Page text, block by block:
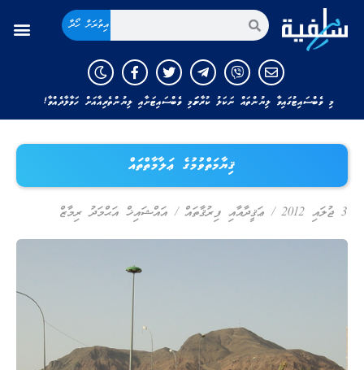
އިތުރަށް ހޯދާ
މި ވެބްސައިޓުގައިވާ ލިޔުންތައް ނަކަލު ކުރާނަމަ މި ވެބްސައިޓަށާއި ލިޔުންތެރިއާއަށް ހަވާލާދެއްވާ!
ޤިޔާމަތްވުމުގެ ޢަލާމާތްތައް
3 ޖުލައި 2012 / ޢަޤީދާއާއި ފިރުޤާތައް / އައްޝައިޚް އަޙްމަދު ރިމާޒް